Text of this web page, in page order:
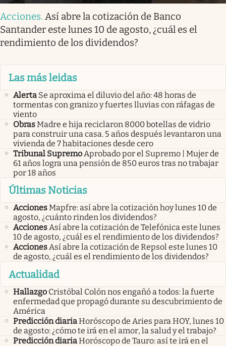
Acciones. Así abre la cotización de Banco
Santander este lunes 10 de agosto, ¿cuál es el
rendimiento de los dividendos?
Las más leidas
Alerta Se aproxima el diluvio del año: 48 horas de
tormentas con granizo y fuertes lluvias con ráfagas de
viento
ObrasMadre e hija reciclaron 8000 botellas de vidrio
para construir una casa. 5 años después levantaron una
vivienda de 7 habitaciones desde cero
Tribunal SupremoAprobado por el Supremo | Mujer de
61 años logra una pensión de 850 euros tras no trabajar
por 18 años
Últimas Noticias
AccionesMapfre: así abre la cotización hoy lunes 10 de
agosto, ¿cuánto rinden los dividendos?
AccionesAsí abre la cotización de Telefónica este lunes
10 de agosto, ¿cuál es el rendimiento de los dividendos?
AccionesAsí abre la cotización de Repsol este lunes 10
de agosto, ¿cuál es el rendimiento de los dividendos?
Actualidad
Hallazgo Cristóbal Colón nos engañó a todos: la fuerte
enfermedad que propagó durante su descubrimiento de
América
Predicción diariaHoróscopo de Aries para HOY, lunes 10
de agosto: ¿cómo te irá en el amor, la salud y el trabajo?
Predicción diariaHoróscopo de Tauro: así te irá en el